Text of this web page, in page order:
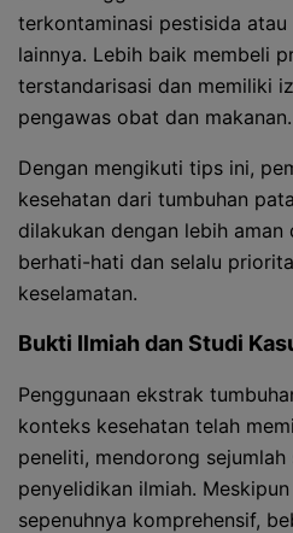
terkontaminasi pestisida
lainnya. Lebih baik membeli
terstandarisasi dan memiliki
pengawas obat dan makanan.
Dengan mengikuti tips ini,
kesehatan dari tumbuhan
dilakukan dengan lebih
berhati-hati dan selalu
keselamatan.
Bukti Ilmiah dan Studi
Penggunaan ekstrak
konteks kesehatan telah
peneliti, mendorong sejumlah
penyelidikan ilmiah.
sepenuhnya komprehensif,